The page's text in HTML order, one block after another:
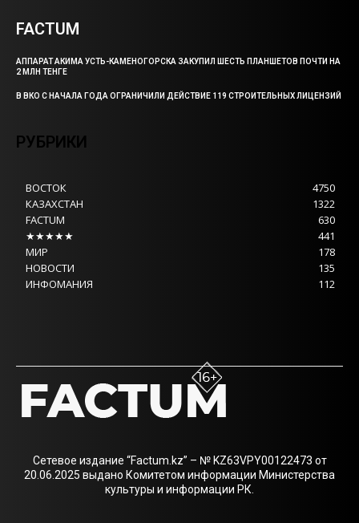
FACTUM
АППАРАТ АКИМА УСТЬ-КАМЕНОГОРСКА ЗАКУПИЛ ШЕСТЬ ПЛАНШЕТОВ ПОЧТИ НА
2 МЛН ТЕНГЕ
В ВКО С НАЧАЛА ГОДА ОГРАНИЧИЛИ ДЕЙСТВИЕ 119 СТРОИТЕЛЬНЫХ ЛИЦЕНЗИЙ
РУБРИКИ
ВОСТОК
4750
КАЗАХСТАН
1322
FACTUM
630
★★★★★
441
МИР
178
НОВОСТИ
135
ИНФОМАНИЯ
112
Сетевое издание “Factum.kz” – № KZ63VPY00122473 от
20.06.2025 выдано Комитетом информации Министерства
культуры и информации РК.